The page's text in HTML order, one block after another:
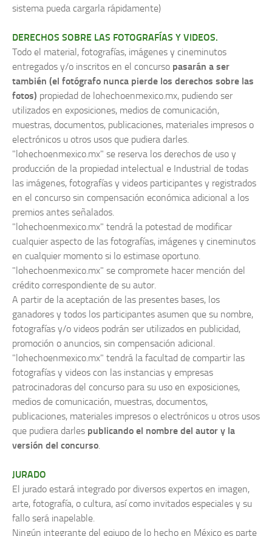
sistema pueda cargarla rápidamente)
DERECHOS SOBRE LAS FOTOGRAFÍAS Y VIDEOS.
Todo el material, fotografías, imágenes y cineminutos
entregados y/o inscritos en el concurso pasarán a ser
también (el fotógrafo nunca pierde los derechos sobre las
fotos) propiedad de lohechoenmexico.mx, pudiendo ser
utilizados en exposiciones, medios de comunicación,
muestras, documentos, publicaciones, materiales impresos o
electrónicos u otros usos que pudiera darles.
"lohechoenmexico.mx" se reserva los derechos de uso y
producción de la propiedad intelectual e Industrial de todas
las imágenes, fotografías y videos participantes y registrados
en el concurso sin compensación económica adicional a los
premios antes señalados.
"lohechoenmexico.mx" tendrá la potestad de modificar
cualquier aspecto de las fotografías, imágenes y cineminutos
en cualquier momento si lo estimase oportuno.
"lohechoenmexico.mx" se compromete hacer mención del
crédito correspondiente de su autor.
A partir de la aceptación de las presentes bases, los
ganadores y todos los participantes asumen que su nombre,
fotografías y/o videos podrán ser utilizados en publicidad,
promoción o anuncios, sin compensación adicional.
"lohechoenmexico.mx" tendrá la facultad de compartir las
fotografías y videos con las instancias y empresas
patrocinadoras del concurso para su uso en exposiciones,
medios de comunicación, muestras, documentos,
publicaciones, materiales impresos o electrónicos u otros usos
que pudiera darles publicando el nombre del autor y la
versión del concurso.
JURADO
El jurado estará integrado por diversos expertos en imagen,
arte, fotografía, o cultura, así como invitados especiales y su
fallo será inapelable.
Ningún integrante del eqiupo de lo hecho en México es parte